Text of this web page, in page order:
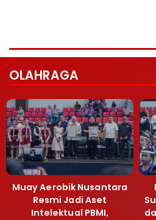
OLAHRAGA
Muay Aerobik Nusantara
Resmi Jadi Aset
Intelektual PBMI,